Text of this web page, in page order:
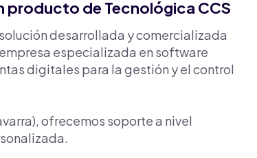
producto de Tecnológica CCS
desarrollada y comercializada
especializada en software
digitales para la gestión y el control
ofrecemos soporte a nivel